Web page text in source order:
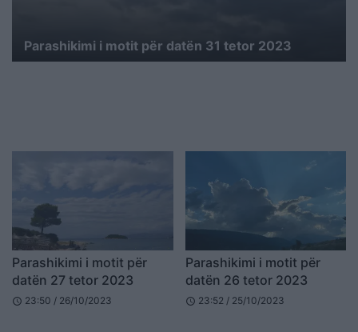
Parashikimi i motit për datën 31 tetor 2023
Parashikimi i motit për
datën 27 tetor 2023
schedule 23:50 / 26/10/2023
Parashikimi i motit për
datën 26 tetor 2023
schedule 23:52 / 25/10/2023